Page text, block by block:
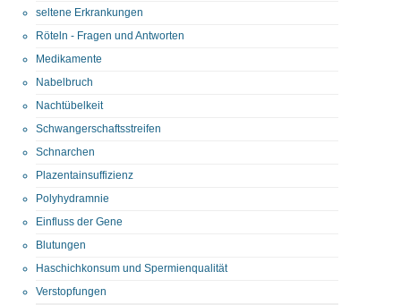
seltene Erkrankungen
Röteln - Fragen und Antworten
Medikamente
Nabelbruch
Nachtübelkeit
Schwangerschaftsstreifen
Schnarchen
Plazentainsuffizienz
Polyhydramnie
Einfluss der Gene
Blutungen
Haschichkonsum und Spermienqualität
Verstopfungen